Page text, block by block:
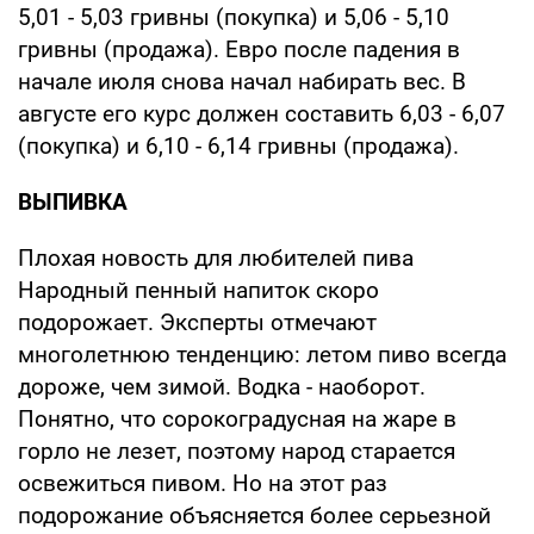
5,01 - 5,03 гривны (покупка) и 5,06 - 5,10
гривны (продажа). Евро после падения в
начале июля снова начал набирать вес. В
августе его курс должен составить 6,03 - 6,07
(покупка) и 6,10 - 6,14 гривны (продажа).
ВЫПИВКА
Плохая новость для любителей пива
Народный пенный напиток скоро
подорожает. Эксперты отмечают
многолетнюю тенденцию: летом пиво всегда
дороже, чем зимой. Водка - наоборот.
Понятно, что сорокоградусная на жаре в
горло не лезет, поэтому народ старается
освежиться пивом. Но на этот раз
подорожание объясняется более серьезной